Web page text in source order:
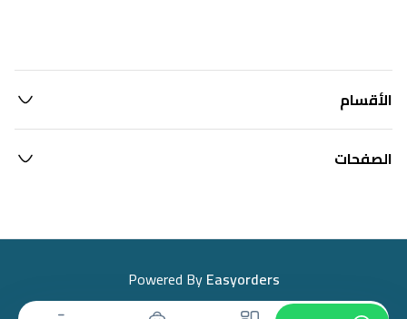
الأقسام
الصفحات
Powered ByEasyorders